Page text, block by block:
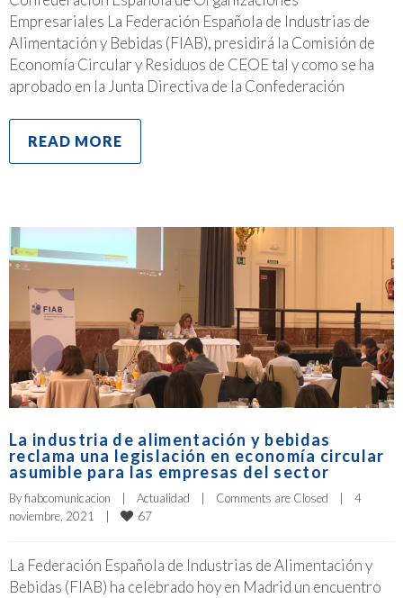
Empresariales La Federación Española de Industrias de
Alimentación y Bebidas (FIAB), presidirá la Comisión de
Economía Circular y Residuos de CEOE tal y como se ha
aprobado en la Junta Directiva de la Confederación
READ MORE
La industria de alimentación y bebidas
reclama una legislación en economía circular
asumible para las empresas del sector
By fiabcomunicacion Actualidad Comments are Closed
4
noviembre, 2021
67
La Federación Española de Industrias de Alimentación y
Bebidas (FIAB) ha celebrado hoy en Madrid un encuentro